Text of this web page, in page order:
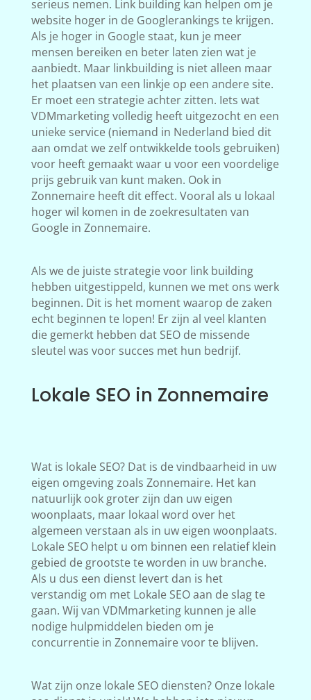
serieus nemen. Link building kan helpen om je
website hoger in de Googlerankings te krijgen.
Als je hoger in Google staat, kun je meer
mensen bereiken en beter laten zien wat je
aanbiedt. Maar linkbuilding is niet alleen maar
het plaatsen van een linkje op een andere site.
Er moet een strategie achter zitten. Iets wat
VDMmarketing volledig heeft uitgezocht en een
unieke service (niemand in Nederland bied dit
aan omdat we zelf ontwikkelde tools gebruiken)
voor heeft gemaakt waar u voor een voordelige
prijs gebruik van kunt maken. Ook in
Zonnemaire heeft dit effect. Vooral als u lokaal
hoger wil komen in de zoekresultaten van
Google in Zonnemaire.
Als we de juiste strategie voor link building
hebben uitgestippeld, kunnen we met ons werk
beginnen. Dit is het moment waarop de zaken
echt beginnen te lopen! Er zijn al veel klanten
die gemerkt hebben dat SEO de missende
sleutel was voor succes met hun bedrijf.
Lokale SEO in Zonnemaire
Wat is lokale SEO? Dat is de vindbaarheid in uw
eigen omgeving zoals Zonnemaire. Het kan
natuurlijk ook groter zijn dan uw eigen
woonplaats, maar lokaal word over het
algemeen verstaan als in uw eigen woonplaats.
Lokale SEO helpt u om binnen een relatief klein
gebied de grootste te worden in uw branche.
Als u dus een dienst levert dan is het
verstandig om met Lokale SEO aan de slag te
gaan. Wij van VDMmarketing kunnen je alle
nodige hulpmiddelen bieden om je
concurrentie in Zonnemaire voor te blijven.
Wat zijn onze lokale SEO diensten? Onze lokale